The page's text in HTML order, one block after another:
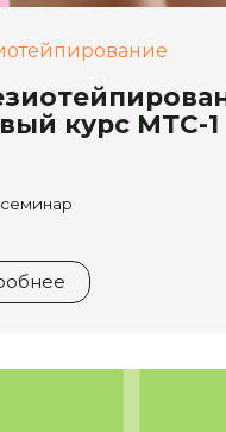
курс МТС-1